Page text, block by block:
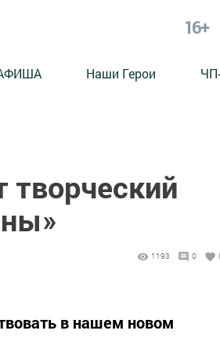
16+
Наши Герои
творческий
1193 0
в нашем новом